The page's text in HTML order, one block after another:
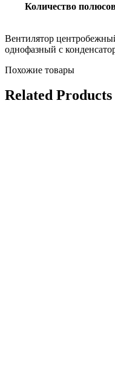
Количество
Вентилятор
однофазный с
Похожие товары
Related Products